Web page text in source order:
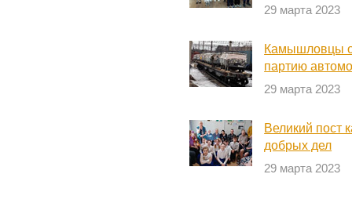
29 марта 2023
Камышловцы
партию
29 марта 2023
Великий пост
добрых дел
29 марта 2023